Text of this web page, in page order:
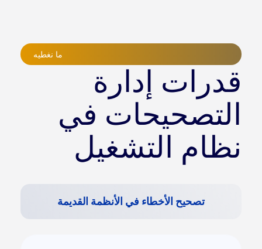
ما نغطيه
قدرات إدارة
التصحيحات في
نظام التشغيل
تصحيح الأخطاء في الأنظمة القديمة